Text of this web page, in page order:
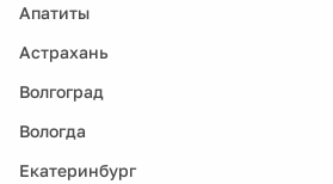
Апатиты
Астрахань
Волгоград
Вологда
Екатеринбург